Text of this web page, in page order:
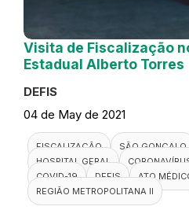
Visita de Fiscalização
Estadual Alberto Torres
DEFIS
04 de May de 2021
FISCALIZAÇÃO
SÃO GONÇALO
HOSPITAL GERAL
COVID-19
DEFIS
ATO
REGIÃO METROPOLITANA II